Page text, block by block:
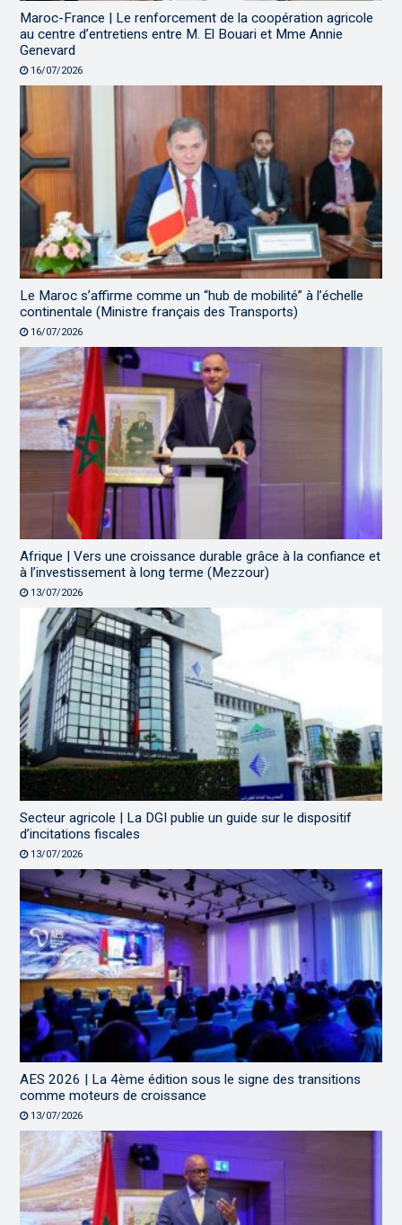
Maroc-France | Le renforcement de la coopération agricole
au centre d’entretiens entre M. El Bouari et Mme Annie
Genevard
16/07/2026
Le Maroc s’affirme comme un “hub de mobilité” à l’échelle
continentale (Ministre français des Transports)
16/07/2026
Afrique | Vers une croissance durable grâce à la confiance et
à l’investissement à long terme (Mezzour)
13/07/2026
Secteur agricole | La DGI publie un guide sur le dispositif
d’incitations fiscales
13/07/2026
AES 2026 | La 4ème édition sous le signe des transitions
comme moteurs de croissance
13/07/2026